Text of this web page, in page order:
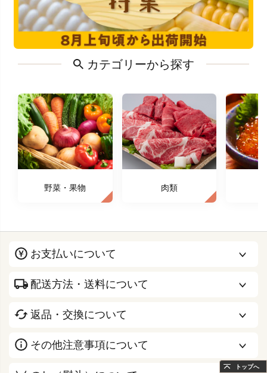
カテゴリーから探す
野菜・果物 肉類
お支払いについて
配送方法・送料について
返品・交換について
その他注意事項について
トップへ